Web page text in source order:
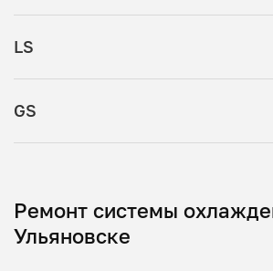
LS
GS
Ремонт системы
Ульяновске